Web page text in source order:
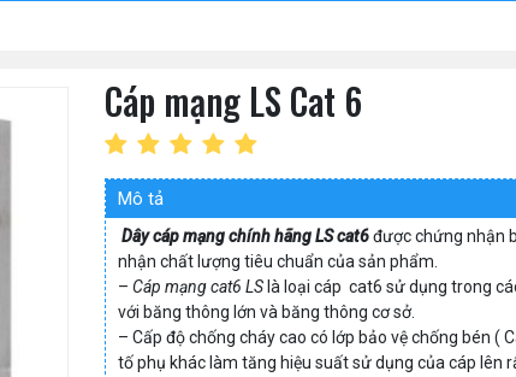
Cáp mạng LS Cat 6
Mô tả
Dây cáp mạng chính hãng LS cat6được chứng nhận
nhận chất lượng tiêu chuẩn của sản phẩm.
– Cáp mạng cat6 LS là loại cáp cat6 sử dụng trong
với băng thông lớn và băng thông cơ sở.
– Cấp độ chống cháy cao có lớp bảo vệ chống bén (
tố phụ khác làm tăng hiệu suất sử dụng của cáp lên